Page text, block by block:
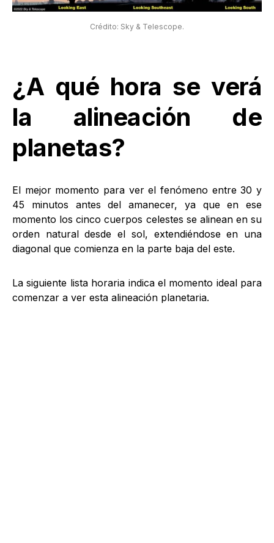
Crédito: Sky & Telescope.
¿A qué hora se verá
la alineación de
planetas?
El mejor momento para ver el fenómeno entre 30 y
45 minutos antes del amanecer, ya que en ese
momento los cinco cuerpos celestes se alinean en su
orden natural desde el sol, extendiéndose en una
diagonal que comienza en la parte baja del este.
La siguiente lista horaria indica el momento ideal para
comenzar a ver esta alineación planetaria.